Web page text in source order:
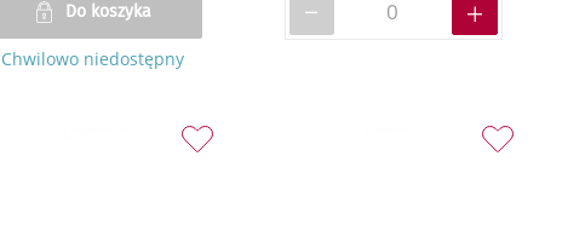
Do koszyka
Chwilowo niedostępny